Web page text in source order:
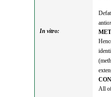
In vitro:
All